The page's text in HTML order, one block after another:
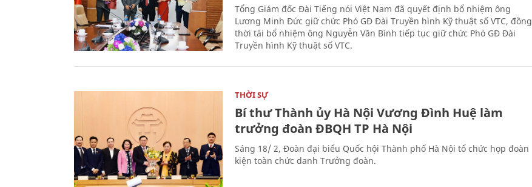
Tổng Giám đốc Đài Tiếng nói Việt Nam đã quyết định bổ nhiệm ông
Lương Minh Đức giữ chức Phó GĐ Đài Truyền hình Kỹ thuật số VTC, đồng
thời tái bổ nhiệm ông Nguyễn Văn Bình tiếp tục giữ chức Phó GĐ Đài
Truyền hình Kỹ thuật số VTC.
THỜI SỰ
Bí thư Thành ủy Hà Nội Vương Đình Huệ làm
trưởng đoàn ĐBQH TP Hà Nội
Sáng 18/ 2, Đoàn đại biểu Quốc hội Thành phố Hà Nội tổ chức họp đoàn
kiện toàn chức danh Trưởng đoàn.